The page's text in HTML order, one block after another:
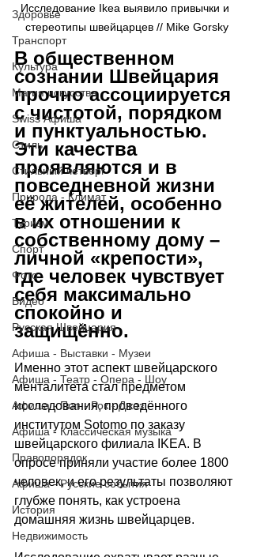
Здоровье
Транспорт
Культура
Магия искусства
Swiss Афиша
Стиль
Стильный четверг
Природа - Климат
Туризм
Спорт
Фото
Видео
Русская Швейцария
Афиша - Выставки - Музеи
Афиша - Театр - Опера - Шоу
Афиша - Поп - Рок - Джаз
Афиша - Классическая музыка
Правопорядок
Афиша - Русские события
История
Недвижимость
Исследование Ikea выявило привычки и
стереотипы швейцарцев // Mike Gorsky
В общественном
сознании Швейцария
прочно ассоциируется
с чистотой, порядком
и пунктуальностью.
Эти качества
проявляются и в
повседневной жизни
её жителей, особенно
в их отношении к
собственному дому –
личной «крепости»,
где человек чувствует
себя максимально
спокойно и
защищённо.
Именно этот аспект швейцарского
менталитета стал предметом
исследования, проведённого
институтом Sotomo по заказу
швейцарского филиала IKEA. В
опросе приняли участие более 1800
человек, и его результаты позволяют
глубже понять, как устроена
домашняя жизнь швейцарцев.